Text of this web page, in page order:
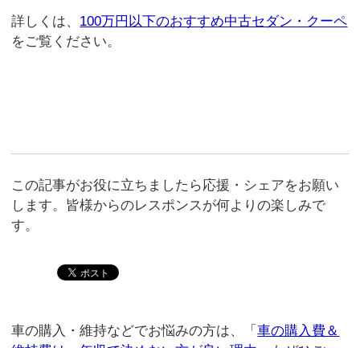
詳しくは、 100万円以下のおすすめ中古セダン・クーペ
をご覧ください。
この記事がお役に立ちましたら応援・シェアをお願い
します。皆様からのレスポンスが何よりの楽しみで
す。
車の購入・維持などでお悩みの方は、「車の購入費＆